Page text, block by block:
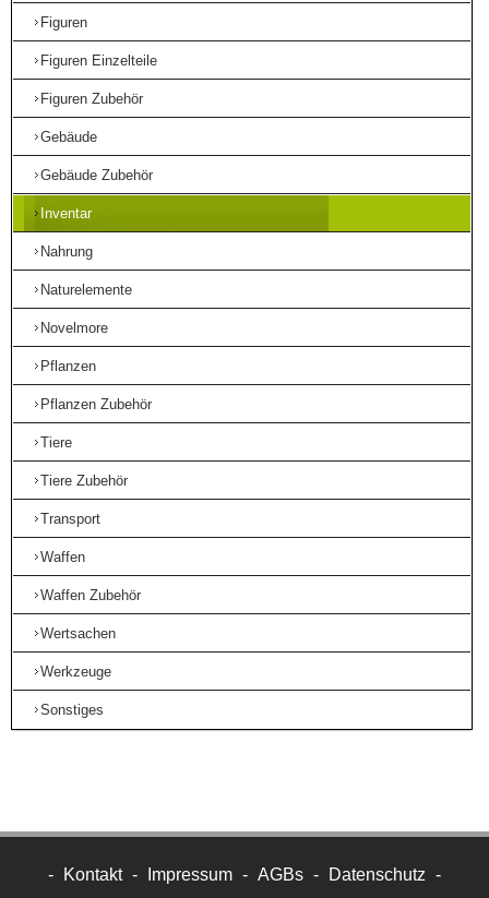
Figuren
Figuren Einzelteile
Figuren Zubehör
Gebäude
Gebäude Zubehör
Inventar
Nahrung
Naturelemente
Novelmore
Pflanzen
Pflanzen Zubehör
Tiere
Tiere Zubehör
Transport
Waffen
Waffen Zubehör
Wertsachen
Werkzeuge
Sonstiges
- Kontakt - Impressum - AGBs - Datenschutz -